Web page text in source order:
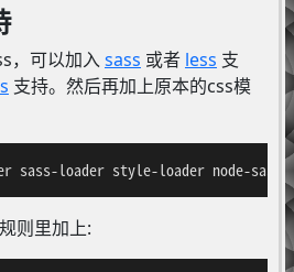
，可以加入sass 或者 less 支
支持。然后再加上原本的css模
sass-loader style-loader node-sass
则里加上: